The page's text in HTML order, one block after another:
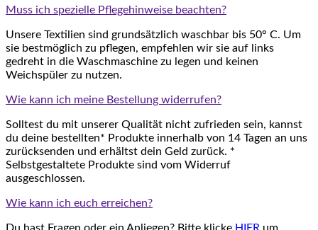
Muss ich spezielle Pflegehinweise beachten?
Unsere Textilien sind grundsätzlich waschbar bis 50° C. Um
sie bestmöglich zu pflegen, empfehlen wir sie auf links
gedreht in die Waschmaschine zu legen und keinen
Weichspüler zu nutzen.
Wie kann ich meine Bestellung widerrufen?
Solltest du mit unserer Qualität nicht zufrieden sein, kannst
du deine bestellten* Produkte innerhalb von 14 Tagen an uns
zurücksenden und erhältst dein Geld zurück. *
Selbstgestaltete Produkte sind vom Widerruf
ausgeschlossen.
Wie kann ich euch erreichen?
Du hast Fragen oder ein Anliegen? Bitte klicke HIER um